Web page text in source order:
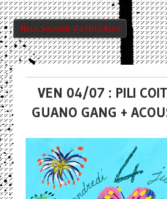
Nous Soutenir Via HelloAsso
VEN 04/07 : PILI
GUANO GANG +